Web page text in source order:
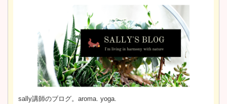
sally講師のブログ。aroma. yoga.